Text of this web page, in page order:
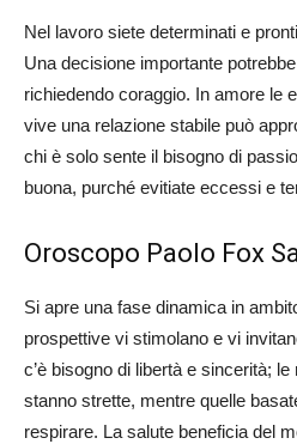
Nel lavoro siete determinati e
Una decisione importante
richiedendo coraggio. In amore le
vive una relazione stabile può
chi è solo sente il bisogno di
buona, purché evitiate eccessi e
Oroscopo Paolo Fox
Si apre una fase dinamica in
prospettive vi stimolano e vi
c’è bisogno di libertà e sincerità;
stanno strette, mentre quelle
respirare. La salute beneficia del